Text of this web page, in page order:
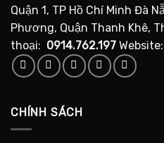
Quận 1, TP Hồ Chí Minh Đà
Phương, Quận Thanh Khê,
thoại: 0914.762.197
CHÍNH SÁCH